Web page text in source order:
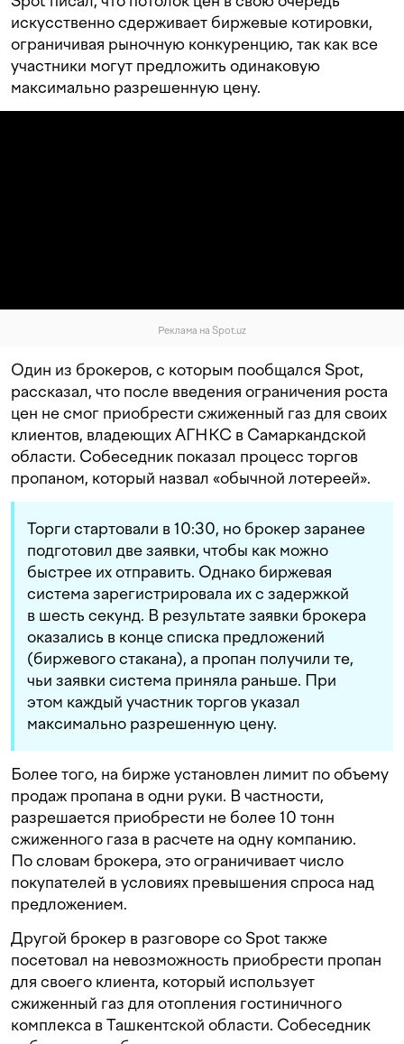
искусственно сдерживает биржевые котировки,
ограничивая рыночную конкуренцию, так как все
участники могут предложить одинаковую
максимально разрешенную цену.
Реклама на Spot.uz
Один из брокеров, с которым пообщался Spot,
рассказал, что после введения ограничения роста
цен не смог приобрести сжиженный газ для своих
клиентов, владеющих АГНКС в Самаркандской
области. Собеседник показал процесс торгов
пропаном, который назвал «обычной лотереей».
Торги стартовали в 10:30, но брокер заранее
подготовил две заявки, чтобы как можно
быстрее их отправить. Однако биржевая
система зарегистрировала их с задержкой
в шесть секунд. В результате заявки брокера
оказались в конце списка предложений
(биржевого стакана), а пропан получили те,
чьи заявки система приняла раньше. При
этом каждый участник торгов указал
максимально разрешенную цену.
Более того, на бирже установлен лимит по объему
продаж пропана в одни руки. В частности,
разрешается приобрести не более 10 тонн
сжиженного газа в расчете на одну компанию.
По словам брокера, это ограничивает число
покупателей в условиях превышения спроса над
предложением.
Другой брокер в разговоре со Spot также
посетовал на невозможность приобрести пропан
для своего клиента, который использует
сжиженный газ для отопления гостиничного
комплекса в Ташкентской области. Собеседник